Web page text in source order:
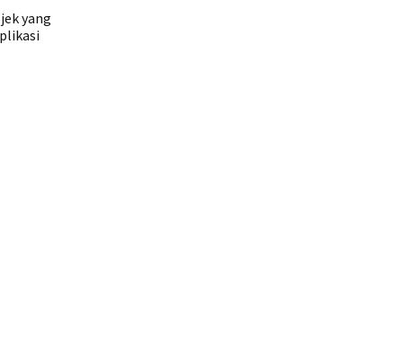
yang